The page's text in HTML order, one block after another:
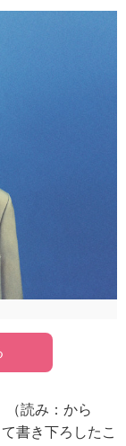
読み：から
書き下ろしたこ